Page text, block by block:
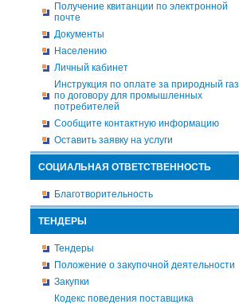
Получение квитанции по электронной
почте
Документы
Населению
Личный кабинет
Инструкция по оплате за природный газ
по договору для промышленных
потребителей
Сообщите контактную информацию
Оставить заявку на услуги
СОЦИАЛЬНАЯ ОТВЕТСТВЕННОСТЬ
Благотворительность
ТЕНДЕРЫ
Тендеры
Положение о закупочной деятельности
Закупки
Кодекс поведения поставщика